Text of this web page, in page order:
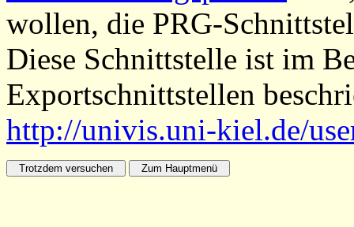
wollen, die PRG-
Diese Schnittstelle ist im
Exportschnittstellen
http://univis.uni-kiel.de/